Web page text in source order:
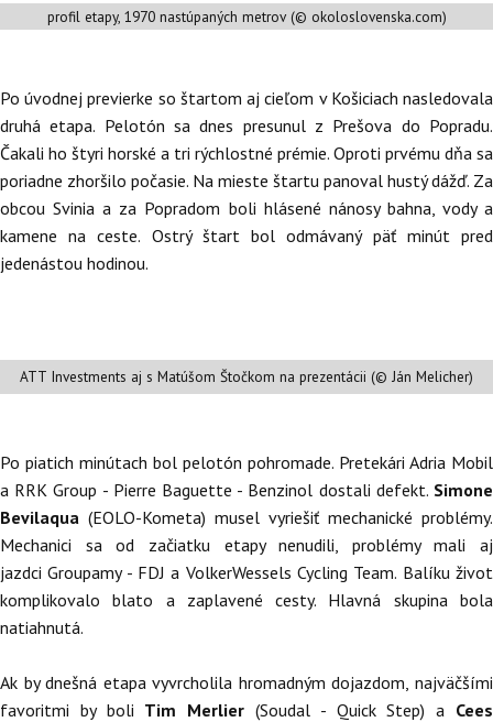
profil etapy, 1970 nastúpaných metrov (© okoloslovenska.com)
Po úvodnej previerke so štartom aj cieľom v Košiciach nasledovala
druhá etapa. Pelotón sa dnes presunul z Prešova do Popradu.
Čakali ho štyri horské a tri rýchlostné prémie. Oproti prvému dňa sa
poriadne zhoršilo počasie. Na mieste štartu panoval hustý dážď. Za
obcou Svinia a za Popradom boli hlásené nánosy bahna, vody a
kamene na ceste. Ostrý štart bol odmávaný päť minút pred
jedenástou hodinou.
ATT Investments aj s Matúšom Štočkom na prezentácii (© Ján Melicher)
Po piatich minútach bol pelotón pohromade. Pretekári Adria Mobil
a RRK Group - Pierre Baguette - Benzinol dostali defekt. Simone
Bevilaqua (EOLO-Kometa) musel vyriešiť mechanické problémy.
Mechanici sa od začiatku etapy nenudili, problémy mali aj
jazdci Groupamy - FDJ a VolkerWessels Cycling Team. Balíku život
komplikovalo blato a zaplavené cesty. Hlavná skupina bola
natiahnutá.
Ak by dnešná etapa vyvrcholila hromadným dojazdom, najväčšími
favoritmi by boli Tim Merlier (Soudal - Quick Step) a Cees